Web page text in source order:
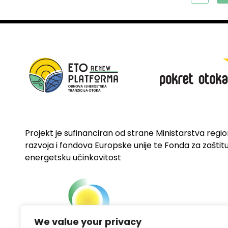
We value your privacy
Projekt je sufinanciran od strane Ministarstva
razvoja i fondova Europske unije te Fonda za
energetsku učinkovitost